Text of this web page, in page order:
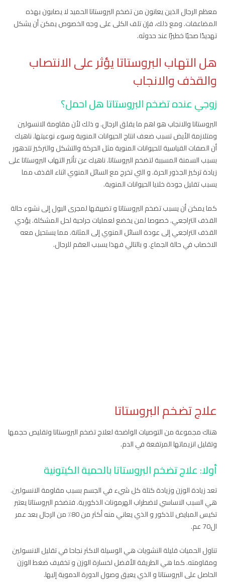
معظم الرجال الذين يعانون من تضخم البروستاتا الحميد لا يصابون بهذه
المضاعفات. ومع ذلك، فإن تلف الكلى على وجه الخصوص يمكن أن يشكل
تهديدًا صحيًا خطيرًا عند حدوثه.
هل التهاب البروستاتا يؤثر على الانتصاب
والقذف والانجاب
زوجي عنده تضخم البروستاتا هل احمل؟
البروستاتا والانجاب هو اهم ما يقلق الرجال. و ذلك لأن مقاومة الانسولين
ومتلازمة الأيض تسبب ضعف انتاج الحيوانات المنوية وسوء نوعيتها. ناهيك
أن الصفات القياسية للحيوانات المنوية مثل الحركة والتشكل والتركيز تتدهور
بسبب السمنة المسببة لتضخم البروستاتا. ناهيك عن تأثير التهاب البروستاتا على
زيادة تركيز الجذور الحرة. و التي تخرج مع السائل المنوي اثناء القذف مما
يسبب تقليل جودة خلايا الحيوانات المنوية.
كما يمكن أن يسبب تضخم البروستاتا و تضييقها لمجرى البول إلى نشوء حالة
القذف التراجعي. خصوصا لمن يخضع لعمليات جراحية لحل المشكلة. يؤدي
القذف التراجعي إلى عودة السائل المنوي إلى المثانة. مما يستحيل معه
الاخصاب في حالة الجماع. و بالتالي فهذا يسبب العقم للرجال.
علاج تضخم البروستاتا
هناك مجموعة من التوصيات الواضحة لعلاج تضخم البروستاتا وتقليص حجمها
وتقليل انزيماتها المرتفعة في الدم.
أولا: علاج تضخم البروستاتا بالحمية الكيتونية
تعد زيادة الوزن وزيادة كتلة كل شيء في الجسم بسبب مقاومة الانسولين.
هي السبب الاساسي لاضطراب الهرمونات الذكورية. فتضخم البروستاتا يعتبر
تكيس المبايض للذكور و الذي يعاني منه أكثر من 80٪ من الرجال بعد عمر
ال70 عم.
تناول الحميات قليلة النشويات هي الوسيلة الاكثر نجاحا في تقليل الانسولين
ومقاومته. كما هي الطريقة الأفضل لخسارة الوزن و تخفيف ضغط الوزن
الحاصل على البروستاتا و الذي يعيق وصول الدورة الدموية إليها.